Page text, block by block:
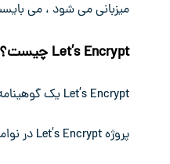
میزبانی می شود ، می
Let’s Encrypt چیست؟
Let’s Encrypt یک گوهینامه امنیت رایگان است، که توسط یک گروه پژوهشی مربوط به امنیت اینترنت (ISRG) به نفع مردم اجرا شده است.
پروژه Let’s Encrypt در نوامبر سال ۲۰۱۴ برای اولین بار مطرح شد و پس از ۱۰ ماه موفق به انتشار اولین گواهینامه رایگان خود شد.